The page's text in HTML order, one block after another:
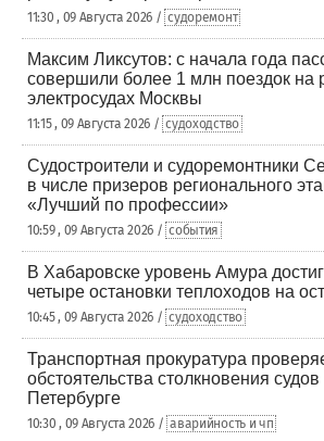
11:30 , 09 Августа 2026 / судоремонт
Максим Ликсутов: с начала года
совершили более 1 млн поездок на
электросудах Москвы
11:15 , 09 Августа 2026 / судоходство
Судостроители и судоремонтники
в числе призеров регионального
«Лучший по профессии»
10:59 , 09 Августа 2026 / события
В Хабаровске уровень Амура
четыре остановки теплоходов на
10:45 , 09 Августа 2026 / судоходство
Транспортная прокуратура
обстоятельства столкновения
Петербурге
10:30 , 09 Августа 2026 / аварийность и чп